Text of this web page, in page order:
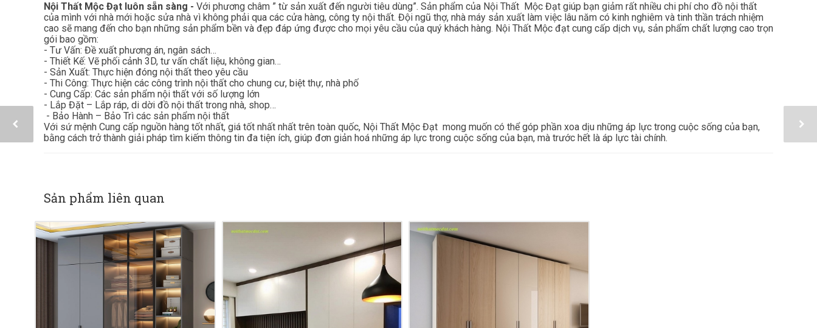
Nội Thất Mộc Đạt luôn sẵn sàng - Với phương châm ” từ sản xuất đến người tiêu dùng”. Sản phẩm của Nội Thất Mộc Đạt giúp bạn giảm rất nhiều chi phí cho đồ nội thất
của mình với nhà mới hoặc sửa nhà vì không phải qua các cửa hàng, công ty nội thất. Đội ngũ thợ, nhà máy sản xuất làm việc lâu năm có kinh nghiêm và tinh thần trách nhiệm
cao sẽ mang đến cho bạn những sản phẩm bền và đẹp đáp ứng được cho mọi yêu cầu của quý khách hàng. Nội Thất Mộc đạt cung cấp dịch vụ, sản phẩm chất lượng cao trọn
gói bao gồm:
- Tư Vấn: Đề xuất phương án, ngân sách…
- Thiết Kế: Vẽ phối cảnh 3D, tư vấn chất liệu, không gian…
- Sản Xuất: Thực hiện đóng nội thất theo yêu cầu
- Thi Công: Thực hiện các công trình nội thất cho chung cư, biệt thự, nhà phố
- Cung Cấp: Các sản phẩm nội thất với số lượng lớn
- Lắp Đặt – Lắp ráp, di dời đồ nội thất trong nhà, shop…
- Bảo Hành – Bảo Trì các sản phẩm nội thất
Với sứ mệnh Cung cấp nguồn hàng tốt nhất, giá tốt nhất nhất trên toàn quốc, Nội Thất Mộc Đạt mong muốn có thể góp phần xoa dịu những áp lực trong cuộc sống của bạn,
bằng cách trở thành giải pháp tìm kiếm thông tin đa tiện ích, giúp đơn giản hoá những áp lực trong cuộc sống của bạn, mà trước hết là áp lực tài chính.
Sản phẩm liên quan